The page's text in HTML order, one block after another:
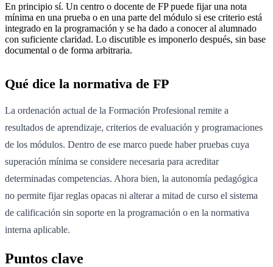
En principio sí. Un centro o docente de FP puede fijar una nota
mínima en una prueba o en una parte del módulo si ese criterio está
integrado en la programación y se ha dado a conocer al alumnado
con suficiente claridad. Lo discutible es imponerlo después, sin base
documental o de forma arbitraria.
Qué dice la normativa de FP
La ordenación actual de la Formación Profesional remite a
resultados de aprendizaje, criterios de evaluación y programaciones
de los módulos. Dentro de ese marco puede haber pruebas cuya
superación mínima se considere necesaria para acreditar
determinadas competencias. Ahora bien, la autonomía pedagógica
no permite fijar reglas opacas ni alterar a mitad de curso el sistema
de calificación sin soporte en la programación o en la normativa
interna aplicable.
Puntos clave